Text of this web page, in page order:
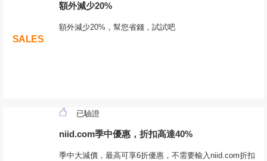
SALES
額外減少20%
額外減少20%，幫您省錢，試試吧
已驗證
niid.com季中優惠，折扣高達40%
季中大減價，最高可享6折優惠，不需要輸入niid.com折扣